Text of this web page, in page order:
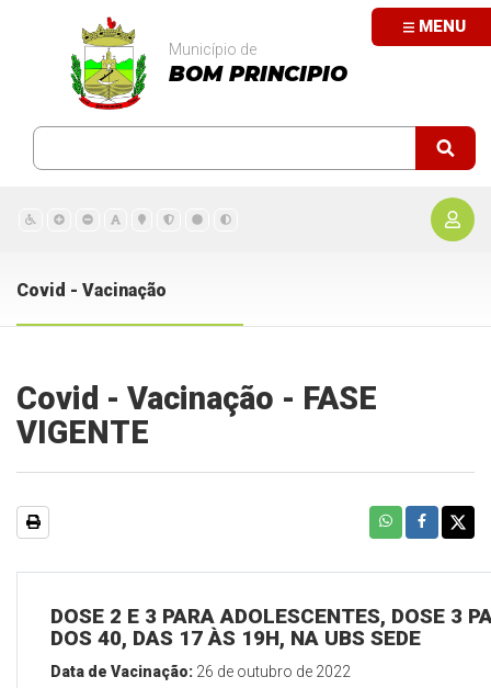
MENU
Município de
BOM PRINCIPIO
Covid - Vacinação
Covid - Vacinação - FASE
VIGENTE
DOSE 2 E 3 PARA ADOLESCENTES, DOSE 3
DOS 40, DAS 17 ÀS 19H, NA UBS SEDE
Data de Vacinação: 26 de outubro de 2022